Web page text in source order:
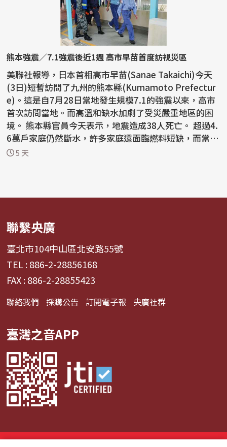
熊本強震／7.1強震後近1週 高市早苗首度訪視災區
美聯社報導，日本首相高市早苗(Sanae Takaichi)今天
(3日)短暫訪問了九州的熊本縣(Kumamoto Prefectur
e)。這是自7月28日當地發生規模7.1的強震以來，高市
首次訪問當地。而高溫和缺水加劇了受災嚴重地區的困
境。 熊本縣官員今天表示，地震造成38人死亡。 超過4.
6萬戶家庭仍然斷水，許多家庭還面臨燃料短缺，而當地
正...5 天
聯繫央廣
臺北市104中山區北安路55號
TEL : 886-2-28856168
FAX : 886-2-28855423
聯絡我們 採購公告 訂閱電子報 央廣社群
臺灣之音APP